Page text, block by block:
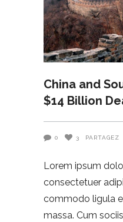
China and
$14 Billion
0 3 PARTAGEZ
Lorem ipsum
consectetuer
commodo ligula
massa. Cum